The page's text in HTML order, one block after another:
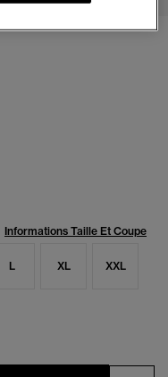
Informations Taille Et Coupe
L XL XXL